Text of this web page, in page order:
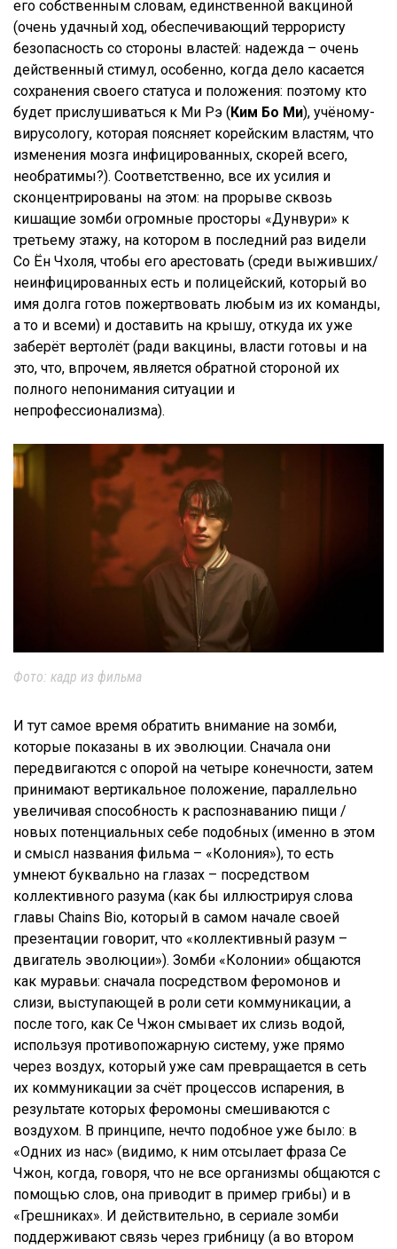
его собственным словам, единственной вакциной
(очень удачный ход, обеспечивающий террористу
безопасность со стороны властей: надежда – очень
действенный стимул, особенно, когда дело касается
сохранения своего статуса и положения: поэтому кто
будет прислушиваться к Ми Рэ (Ким Бо Ми), учёному-
вирусологу, которая поясняет корейским властям, что
изменения мозга инфицированных, скорей всего,
необратимы?). Соответственно, все их усилия и
сконцентрированы на этом: на прорыве сквозь
кишащие зомби огромные просторы «Дунвури» к
третьему этажу, на котором в последний раз видели
Со Ён Чхоля, чтобы его арестовать (среди выживших/
неинфицированных есть и полицейский, который во
имя долга готов пожертвовать любым из их команды,
а то и всеми) и доставить на крышу, откуда их уже
заберёт вертолёт (ради вакцины, власти готовы и на
это, что, впрочем, является обратной стороной их
полного непонимания ситуации и
непрофессионализма).
Фото: кадр из фильма
И тут самое время обратить внимание на зомби,
которые показаны в их эволюции. Сначала они
передвигаются с опорой на четыре конечности, затем
принимают вертикальное положение, параллельно
увеличивая способность к распознаванию пищи /
новых потенциальных себе подобных (именно в этом
и смысл названия фильма – «Колония»), то есть
умнеют буквально на глазах – посредством
коллективного разума (как бы иллюстрируя слова
главы Chains Bio, который в самом начале своей
презентации говорит, что «коллективный разум –
двигатель эволюции»). Зомби «Колонии» общаются
как муравьи: сначала посредством феромонов и
слизи, выступающей в роли сети коммуникации, а
после того, как Се Чжон смывает их слизь водой,
используя противопожарную систему, уже прямо
через воздух, который уже сам превращается в сеть
их коммуникации за счёт процессов испарения, в
результате которых феромоны смешиваются с
воздухом. В принципе, нечто подобное уже было: в
«Одних из нас» (видимо, к ним отсылает фраза Се
Чжон, когда, говоря, что не все организмы общаются с
помощью слов, она приводит в пример грибы) и в
«Грешниках». И действительно, в сериале зомби
поддерживают связь через грибницу (а во втором